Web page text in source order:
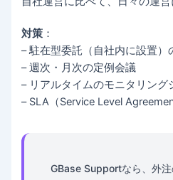
対策 ：
– 駐在型委託（自社内に設置）
– 週次・月次の定例会議
– リアルタイムのモニタリング
– SLA（Service Level
GBase Supportなら、外